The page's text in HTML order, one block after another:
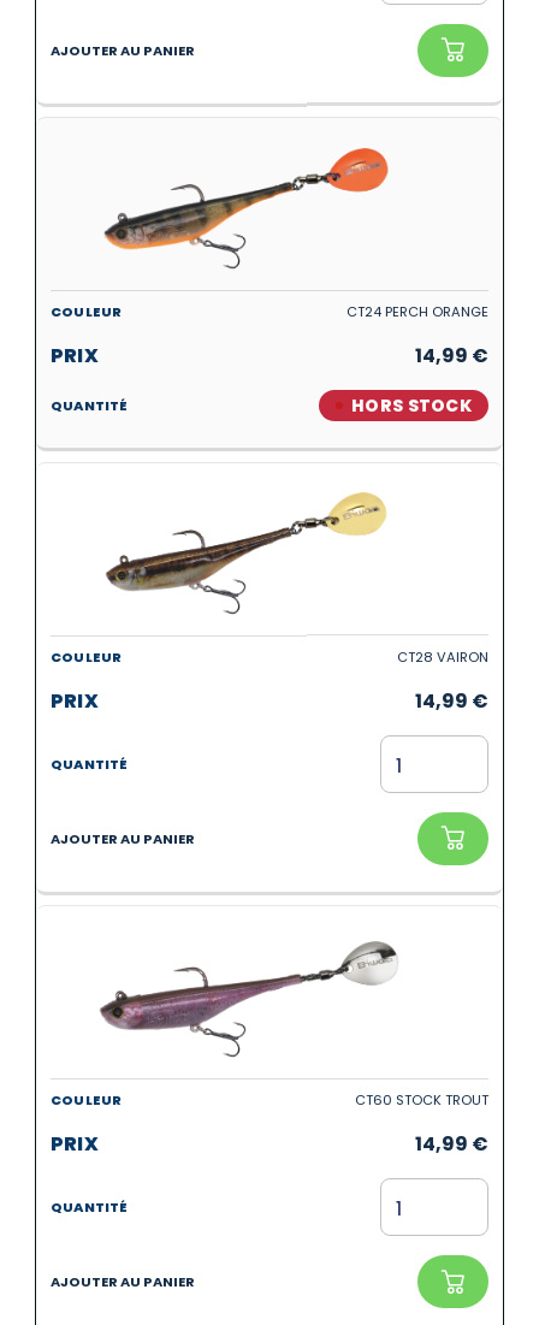
CT24 PERCH ORANGE
14,99 €
HORS STOCK
CT28 VAIRON
14,99 €
CT60 STOCK TROUT
14,99 €